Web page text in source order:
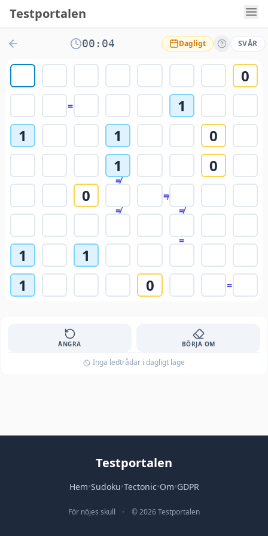
Testportalen
00:04 Dagligt SVÅR
0
=
1
1
1
0
1
0
≠
0
≠
≠
≠
=
1
1
1
0 =
ÅNGRA BÖRJA OM
Inga ledtrådar i dagligt läge
Testportalen
Hem•Sudoku•Tectonic•Om•GDPR
För nöjes skull • © 2026 Testportalen